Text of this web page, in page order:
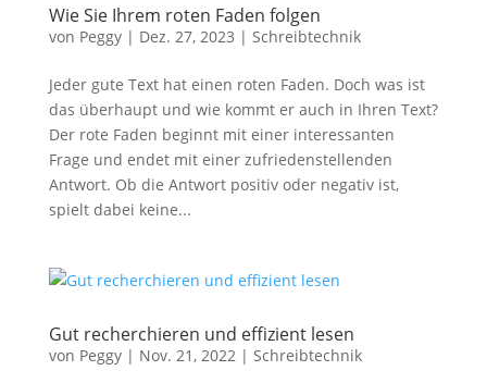
Wie Sie Ihrem roten Faden folgen
von Peggy| Dez. 27, 2023 | Schreibtechnik
Jeder gute Text hat einen roten Faden. Doch was ist
das überhaupt und wie kommt er auch in Ihren Text?
Der rote Faden beginnt mit einer interessanten
Frage und endet mit einer zufriedenstellenden
Antwort. Ob die Antwort positiv oder negativ ist,
spielt dabei keine...
Gut recherchieren und effizient lesen
von Peggy| Nov. 21, 2022| Schreibtechnik
die
Website-
Statistiken
Diese Cookies
sind zur
Benutzerführung
notwendig. Sie
helfen mir, die
verbessern.